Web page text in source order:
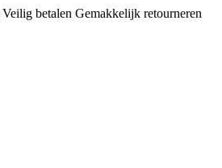
Veilig betalen Gemakkelijk retourneren